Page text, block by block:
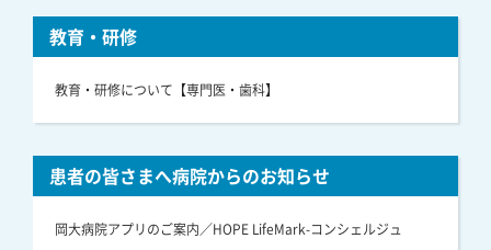
教育・研修
教育・研修について【専門医・歯科】
患者の皆さまへ病院からのお知らせ
岡大病院アプリのご案内／HOPE LifeMark-コンシェルジュ